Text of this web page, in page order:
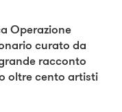
Operazione
curato da
racconto
oltre cento artisti